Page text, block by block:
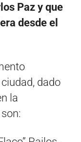
Paz y que
desde el
dado
la